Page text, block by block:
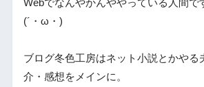
Webでなんやかんややっている人間で
(´・ω・)
ブログ冬色工房はネット小説とかやる
介・感想をメインに。